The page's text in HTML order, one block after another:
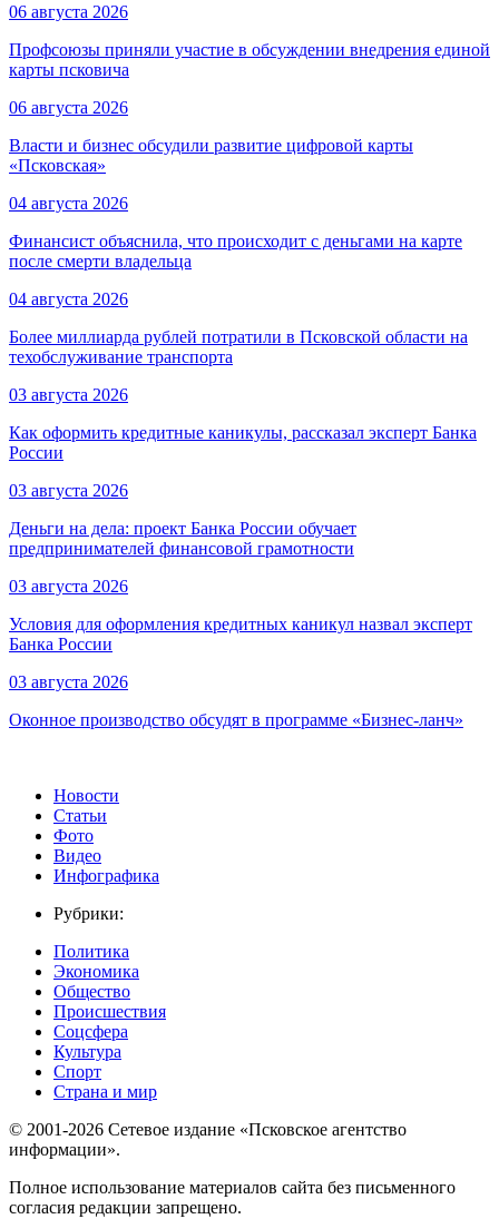
06 августа 2026
Профсоюзы приняли участие в обсуждении внедрения единой
карты псковича
06 августа 2026
Власти и бизнес обсудили развитие цифровой карты
«Псковская»
04 августа 2026
Финансист объяснила, что происходит с деньгами на карте
после смерти владельца
04 августа 2026
Более миллиарда рублей потратили в Псковской области на
техобслуживание транспорта
03 августа 2026
Как оформить кредитные каникулы, рассказал эксперт Банка
России
03 августа 2026
Деньги на дела: проект Банка России обучает
предпринимателей финансовой грамотности
03 августа 2026
Условия для оформления кредитных каникул назвал эксперт
Банка России
03 августа 2026
Оконное производство обсудят в программе «Бизнес-ланч»
Новости
Статьи
Фото
Видео
Инфографика
Рубрики:
Политика
Экономика
Общество
Происшествия
Соцсфера
Культура
Спорт
Страна и мир
© 2001-2026 Сетевое издание «Псковское агентство
информации».
Полное использование материалов сайта без письменного
согласия редакции запрещено.